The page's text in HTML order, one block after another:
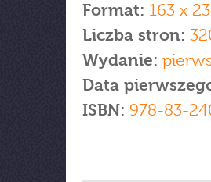
Format: 163 x
Liczba stron:
Wydanie:
Data
ISBN: 978-83-